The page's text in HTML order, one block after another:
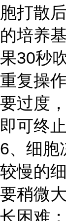
胞打散
的培养
果30秒
重复操
要过度
即可终止
6、细胞
较慢的
要稍微
长困难